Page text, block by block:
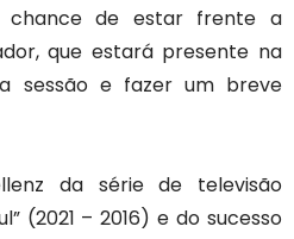
chance de estar frente a
que estará presente na
sessão e fazer um breve
da série de televisão
(2021 – 2016) e do sucesso